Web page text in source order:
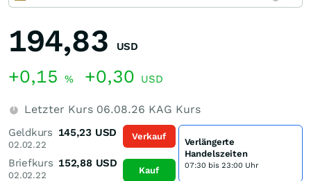
194,83 USD
+0,15 % +0,30 USD
Letzter Kurs 06.08.26 KAG Kurs
Geldkurs
02.02.22
145,23 USD
Briefkurs
02.02.22
152,88 USD
Verkauf
Kauf
Verlängerte
Handelszeiten
07:30 bis 23:00 Uhr